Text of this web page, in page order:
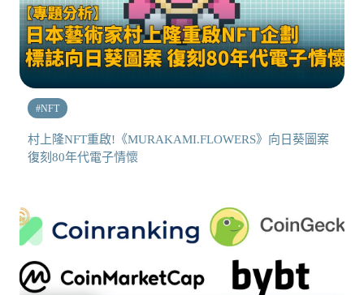
#NFT
村上隆NFT重啟!《MURAKAMI.FLOWERS》向日葵圖案
復刻80年代電子情懷